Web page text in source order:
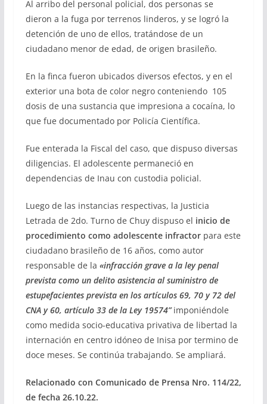
Al arribo del personal policial, dos personas se
dieron a la fuga por terrenos linderos, y se logró la
detención de uno de ellos, tratándose de un
ciudadano menor de edad, de origen brasileño.
En la finca fueron ubicados diversos efectos, y en el
exterior una bota de color negro conteniendo 105
dosis de una sustancia que impresiona a cocaína, lo
que fue documentado por Policía Científica.
Fue enterada la Fiscal del caso, que dispuso diversas
diligencias. El adolescente permaneció en
dependencias de Inau con custodia policial.
Luego de las instancias respectivas, la Justicia
Letrada de 2do. Turno de Chuy dispuso el inicio de
procedimiento como adolescente infractorpara este
ciudadano brasileño de 16 años, como autor
responsable de la «infracción grave a la ley penal
prevista como un delito asistencia al suministro de
estupefacientes prevista en los artículos 69, 70 y 72 del
CNA y 60, artículo 33 de la Ley 19574”imponiéndole
como medida socio-educativa privativa de libertad la
internación en centro idóneo de Inisa por termino de
doce meses. Se continúa trabajando. Se ampliará.
Relacionado con Comunicado de Prensa Nro. 114/22,
de fecha 26.10.22.